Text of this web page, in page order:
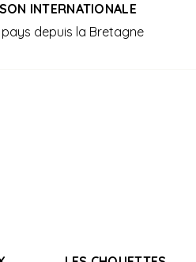
INTERNATIONALE
pays depuis la Bretagne